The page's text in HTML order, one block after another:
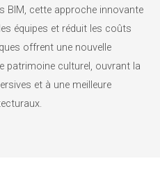
BIM, cette approche innovante
équipes et réduit les coûts
offrent une nouvelle
patrimoine culturel, ouvrant la
et à une meilleure